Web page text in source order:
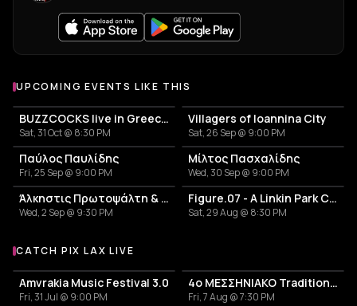
UPCOMING EVENTS LIKE THIS
BUZZCOCKS live in Greece! 50years anniversary
Sat, 31 Oct @ 8:30 PM
Villagers of Ioannina City
Sat, 26 Sep @ 9:00 PM
Παύλος Παυλίδης
Fri, 25 Sep @ 9:00 PM
Μίλτος Πασχαλίδης
Wed, 30 Sep @ 9:00 PM
Άλκηστις Πρωτοψάλτη & Νίκος Πορτοκάλογλου
Wed, 2 Sep @ 9:30 PM
Figure.07 - A Linkin Park Cover Band
Sat, 29 Aug @ 8:30 PM
More events with Pix Lax
CATCH PIX LAX LIVE
Amvrakia Music Festival 3.0
Fri, 31 Jul @ 9:00 PM
4ο ΜΕΣΣΗΝΙΑΚΟ Traditional Festival
Fri, 7 Aug @ 7:30 PM